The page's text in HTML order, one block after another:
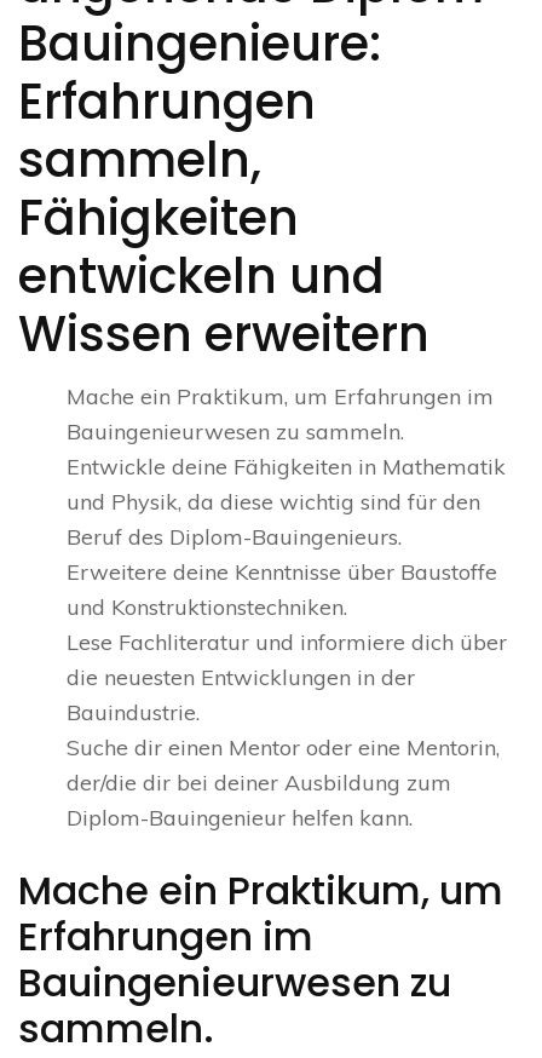
Bauingenieure:
Erfahrungen
sammeln,
Fähigkeiten
entwickeln und
Wissen erweitern
Mache ein Praktikum, um Erfahrungen im
Bauingenieurwesen zu sammeln.
Entwickle deine Fähigkeiten in Mathematik
und Physik, da diese wichtig sind für den
Beruf des Diplom-Bauingenieurs.
Erweitere deine Kenntnisse über Baustoffe
und Konstruktionstechniken.
Lese Fachliteratur und informiere dich über
die neuesten Entwicklungen in der
Bauindustrie.
Suche dir einen Mentor oder eine Mentorin,
der/die dir bei deiner Ausbildung zum
Diplom-Bauingenieur helfen kann.
Mache ein Praktikum, um
Erfahrungen im
Bauingenieurwesen zu
sammeln.